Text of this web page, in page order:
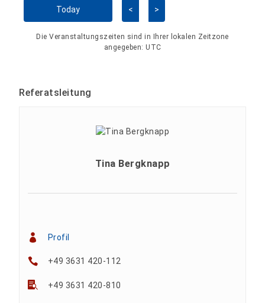
Kalender überspringen
Today < >
Die Veranstaltungszeiten sind in Ihrer lokalen Zeitzone
angegeben: UTC
Referatsleitung
Tina Bergknapp
Profil
+49 3631 420-112
+49 3631 420-810